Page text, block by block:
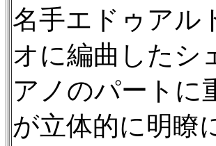
名手エドゥアル
オに編曲したシ
アノのパートに
が立体的に明瞭